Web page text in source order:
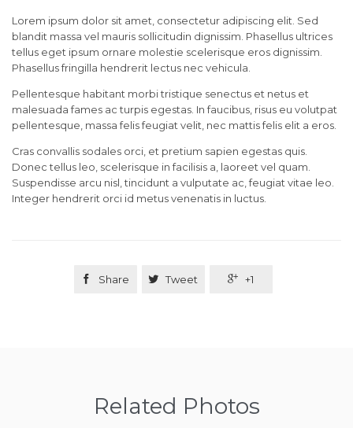
Lorem ipsum dolor sit amet, consectetur adipiscing elit. Sed
blandit massa vel mauris sollicitudin dignissim. Phasellus ultrices
tellus eget ipsum ornare molestie scelerisque eros dignissim.
Phasellus fringilla hendrerit lectus nec vehicula.
Pellentesque habitant morbi tristique senectus et netus et
malesuada fames ac turpis egestas. In faucibus, risus eu volutpat
pellentesque, massa felis feugiat velit, nec mattis felis elit a eros.
Cras convallis sodales orci, et pretium sapien egestas quis.
Donec tellus leo, scelerisque in facilisis a, laoreet vel quam.
Suspendisse arcu nisl, tincidunt a vulputate ac, feugiat vitae leo.
Integer hendrerit orci id metus venenatis in luctus.
 Share  Tweet  +1
Related Photos